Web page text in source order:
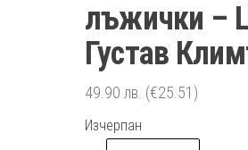
лъжички –
Густав
49.90 лв. (€25.51)
Изчерпан